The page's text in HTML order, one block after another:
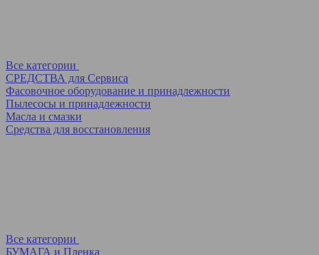
Все категории
СРЕДСТВА для Сервиса
Фасовочное оборудование и принадлежности
Пылесосы и принадлежности
Масла и смазки
Средства для восстановления
Все категории
БУМАГА и Пленка